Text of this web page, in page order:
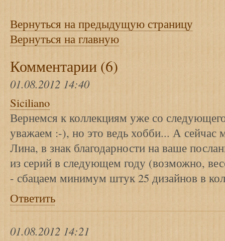
Вернуться на предыдущую страницу
Вернуться на главную
Комментарии (6)
01.08.2012 14:40
Siciliano
Вернемся к коллекциям уже со
уважаем :-), но это ведь хобби... А сейчас
Лина, в знак благодарности на ваше
из серий в следующем году
- сбацаем минимум штук 25 дизайнов в
Ответить
01.08.2012 14:21